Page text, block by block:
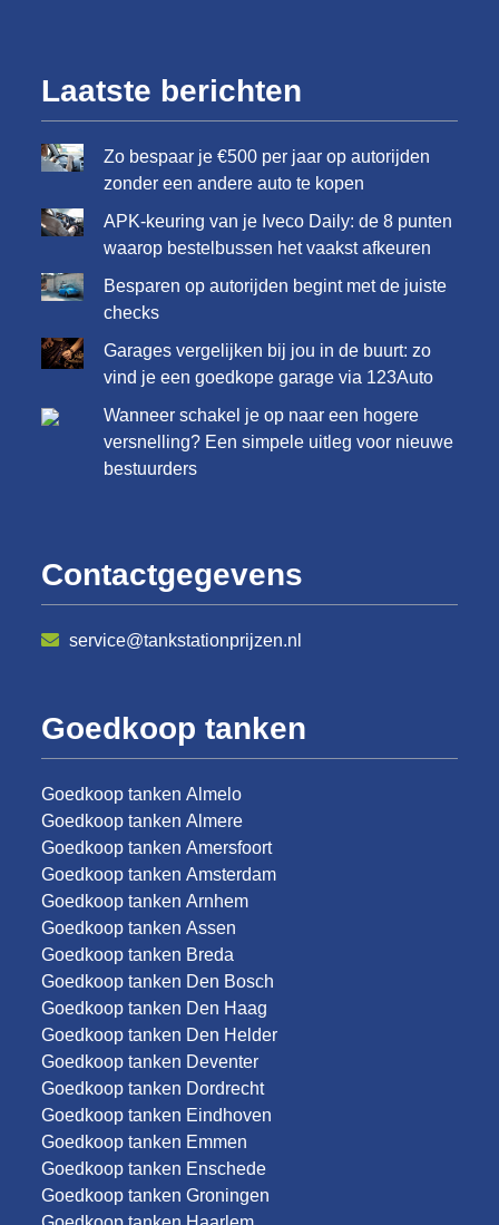
Laatste berichten
Zo bespaar je €500 per jaar op autorijden
zonder een andere auto te kopen
APK-keuring van je Iveco Daily: de 8 punten
waarop bestelbussen het vaakst afkeuren
Besparen op autorijden begint met de juiste
checks
Garages vergelijken bij jou in de buurt: zo
vind je een goedkope garage via 123Auto
Wanneer schakel je op naar een hogere
versnelling? Een simpele uitleg voor nieuwe
bestuurders
Contactgegevens
service@tankstationprijzen.nl
Goedkoop tanken
Goedkoop tanken Almelo
Goedkoop tanken Almere
Goedkoop tanken Amersfoort
Goedkoop tanken Amsterdam
Goedkoop tanken Arnhem
Goedkoop tanken Assen
Goedkoop tanken Breda
Goedkoop tanken Den Bosch
Goedkoop tanken Den Haag
Goedkoop tanken Den Helder
Goedkoop tanken Deventer
Goedkoop tanken Dordrecht
Goedkoop tanken Eindhoven
Goedkoop tanken Emmen
Goedkoop tanken Enschede
Goedkoop tanken Groningen